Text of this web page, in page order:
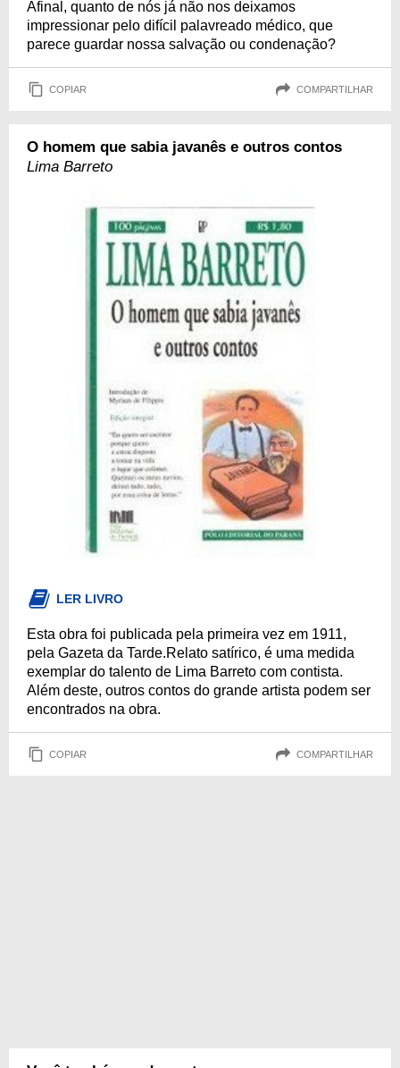
Afinal, quanto de nós já não nos deixamos
impressionar pelo difícil palavreado médico, que
parece guardar nossa salvação ou condenação?
COPIAR COMPARTILHAR
O homem que sabia javanês e outros contos
Lima Barreto
LER LIVRO
Esta obra foi publicada pela primeira vez em 1911,
pela Gazeta da Tarde.Relato satírico, é uma medida
exemplar do talento de Lima Barreto com contista.
Além deste, outros contos do grande artista podem ser
encontrados na obra.
COPIAR COMPARTILHAR